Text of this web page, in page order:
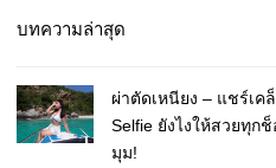
บทความล่าสุด
ผ่าตัดเหนียง – แชร์เค
Selfie ยังไงให้สวยทุก
มุม!